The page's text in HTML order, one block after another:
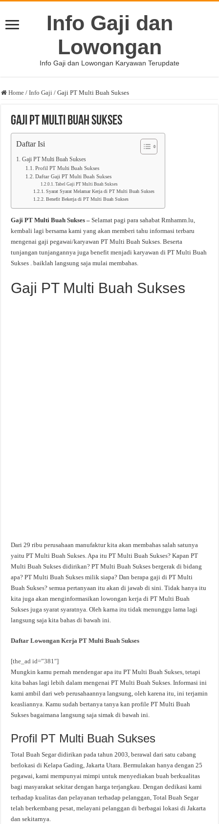
Info Gaji dan
Lowongan
Info Gaji dan Lowongan Karyawan Terupdate
Home / Info Gaji / Gaji PT Multi Buah Sukses
Gaji PT Multi Buah Sukses
Daftar Isi
Gaji PT Multi Buah Sukses
Profil PT Multi Buah Sukses
Daftar Gaji PT Multi Buah Sukses
Tabel Gaji PT Multi Buah Sukses
Syarat Syarat Melamar Kerja di PT Multi Buah Sukses
Benefit Bekerja di PT Multi Buah Sukses
Gaji PT Multi Buah Sukses –Selamat pagi para sahabat Rmhamm.lu,
kembali lagi bersama kami yang akan memberi tahu informasi terbaru
mengenai gaji pegawai/karyawan PT Multi Buah Sukses. Beserta
tunjangan tunjangannya juga benefit menjadi karyawan di PT Multi Buah
Sukses . baiklah langsung saja mulai membahas.
Gaji PT Multi Buah Sukses
Dari 29 ribu perusahaan manufaktur kita akan membahas salah satunya
yaitu PT Multi Buah Sukses. Apa itu PT Multi Buah Sukses? Kapan PT
Multi Buah Sukses didirikan? PT Multi Buah Sukses bergerak di bidang
apa? PT Multi Buah Sukses milik siapa? Dan berapa gaji di PT Multi
Buah Sukses? semua pertanyaan itu akan di jawab di sini. Tidak hanya itu
kita juga akan menginformasikan lowongan kerja di PT Multi Buah
Sukses juga syarat syaratnya. Oleh karna itu tidak menunggu lama lagi
langsung saja kita bahas di bawah ini.
Daftar Lowongan Kerja PT Multi Buah Sukses
[the_ad id=”381″]
Mungkin kamu pernah mendengar apa itu PT Multi Buah Sukses, tetapi
kita bahas lagi lebih dalam mengenai PT Multi Buah Sukses. Informasi ini
kami ambil dari web perusahaannya langsung, oleh karena itu, ini terjamin
keasliannya. Kamu sudah bertanya tanya kan profile PT Multi Buah
Sukses bagaimana langsung saja simak di bawah ini.
Profil PT Multi Buah Sukses
Total Buah Segar didirikan pada tahun 2003, berawal dari satu cabang
berlokasi di Kelapa Gading, Jakarta Utara. Bermulakan hanya dengan 25
pegawai, kami mempunyai mimpi untuk menyediakan buah berkualitas
bagi masyarakat sekitar dengan harga terjangkau. Dengan dedikasi kami
terhadap kualitas dan pelayanan terhadap pelanggan, Total Buah Segar
telah berkembang pesat, melayani pelanggan di berbagai lokasi di Jakarta
dan sekitarnya.